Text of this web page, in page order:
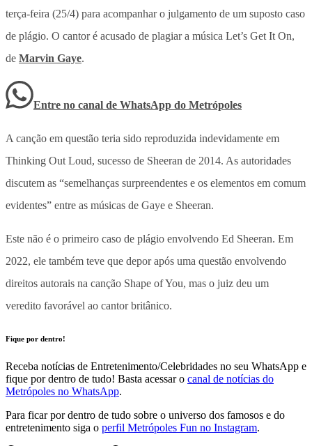
terça-feira (25/4) para acompanhar o julgamento de um suposto caso
de plágio. O cantor é acusado de plagiar a música Let’s Get It On,
de Marvin Gaye.
Entre no canal de WhatsApp do Metrópoles
A canção em questão teria sido reproduzida indevidamente em
Thinking Out Loud, sucesso de Sheeran de 2014. As autoridades
discutem as “semelhanças surpreendentes e os elementos em comum
evidentes” entre as músicas de Gaye e Sheeran.
Este não é o primeiro caso de plágio envolvendo Ed Sheeran. Em
2022, ele também teve que depor após uma questão envolvendo
direitos autorais na canção Shape of You, mas o juiz deu um
veredito favorável ao cantor britânico.
Fique por dentro!
Receba notícias de Entretenimento/Celebridades no seu WhatsApp e
fique por dentro de tudo! Basta acessar o canal de notícias do
Metrópoles no WhatsApp.
Para ficar por dentro de tudo sobre o universo dos famosos e do
entretenimento siga o perfil Metrópoles Fun no Instagram.